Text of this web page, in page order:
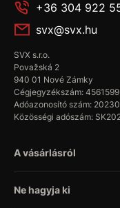
+36 304 922
svx@svx.hu
SVX s.r.o.
Považská 2
940 01 Nové Zámky
Cégjegyzékszám:
Adóazonosító szám:
Közösségi adószám:
A vásárlásról
Ne hagyja ki